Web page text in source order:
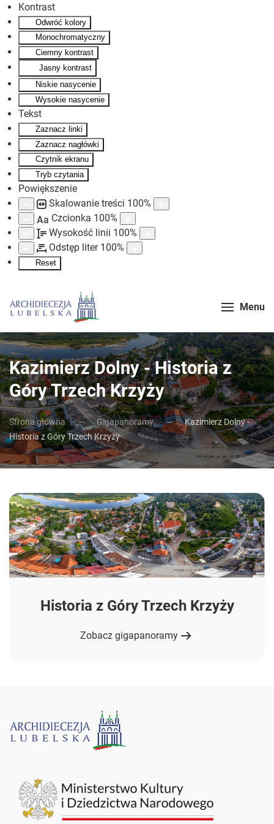
Kontrast
Odwróć kolory
Monochromatyczny
Ciemny kontrast
Jasny kontrast
Niskie nasycenie
Wysokie nasycenie
Tekst
Zaznacz linki
Zaznacz nagłówki
Czytnik ekranu
Tryb czytania
Powiększenie
Skalowanie treści 100%
Aa Czcionka 100%
Wysokość linii 100%
Odstęp liter 100%
Reset
Skip to main content
Menu
Kazimierz Dolny - Historia z
Góry Trzech Krzyży
Strona główna Gigapanoramy
Kazimierz Dolny -
Historia z Góry Trzech Krzyży
Historia z Góry Trzech Krzyży
Zobacz gigapanoramy